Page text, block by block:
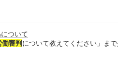
ついて
働審判について教えてください」ま